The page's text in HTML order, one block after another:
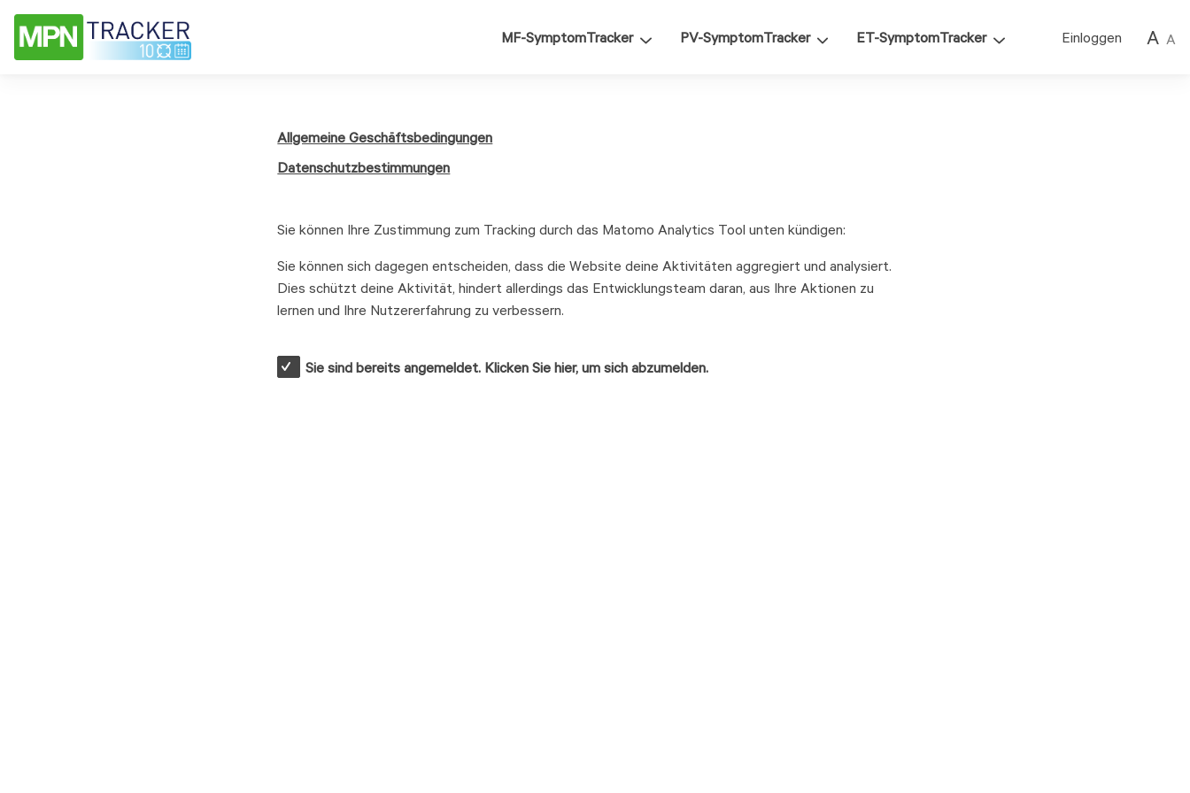
Einloggen
ET-SymptomTracker
PV-SymptomTracker
MF-SymptomTracker A A
Allgemeine Geschäftsbedingungen
Datenschutzbestimmungen
Sie können Ihre Zustimmung zum Tracking durch das Matomo Analytics Tool unten kündigen:
Sie können sich dagegen entscheiden, dass die Website deine Aktivitäten aggregiert und analysiert.
Dies schützt deine Aktivität, hindert allerdings das Entwicklungsteam daran, aus Ihre Aktionen zu
lernen und Ihre Nutzererfahrung zu verbessern.
Sie sind bereits angemeldet. Klicken Sie hier, um sich abzumelden.